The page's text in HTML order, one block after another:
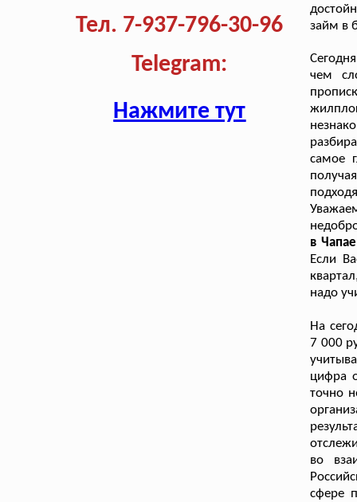
Тел. 7-937-796-30-96
Telegram:
Нажмите тут
займ в
чем
самое
в
Если
надо
На
7 000
цифра
точно
во
сфере